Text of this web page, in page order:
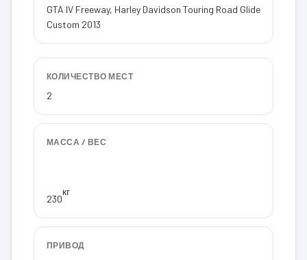
GTA IV Freeway, Harley Davidson Touring Road Glide
Custom 2013
КОЛИЧЕСТВО МЕСТ
2
МАССА / ВЕС
230
кг
ПРИВОД